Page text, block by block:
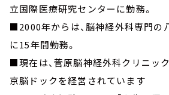
立国際医療研究センターに勤務。
■2000年からは、脳神経外科専門の
に15年間勤務。
■現在は、菅原脳神経外科クリニッ
京脳ドックを経営されています